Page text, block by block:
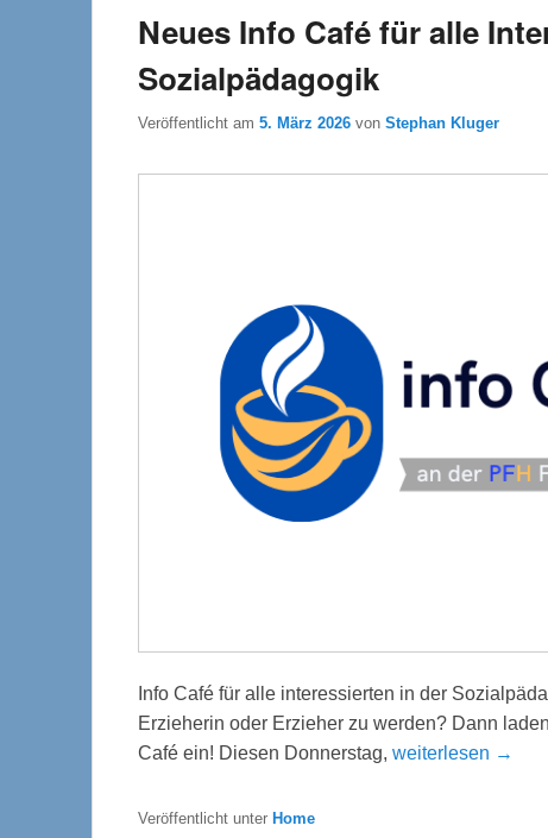
Neues Info Café für alle
Sozialpädagogik
Veröffentlicht am 5. März 2026 von Stephan Kluger
Info Café für alle interessierten in der
Erzieherin oder Erzieher zu werden? Dann
Café ein! Diesen Donnerstag, weiterlesen →
Veröffentlicht unter Home